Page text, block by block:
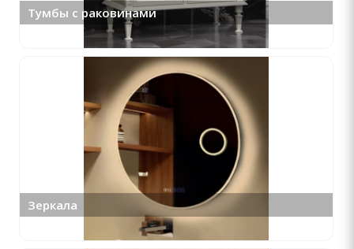
Тумбы с раковинами
Зеркала